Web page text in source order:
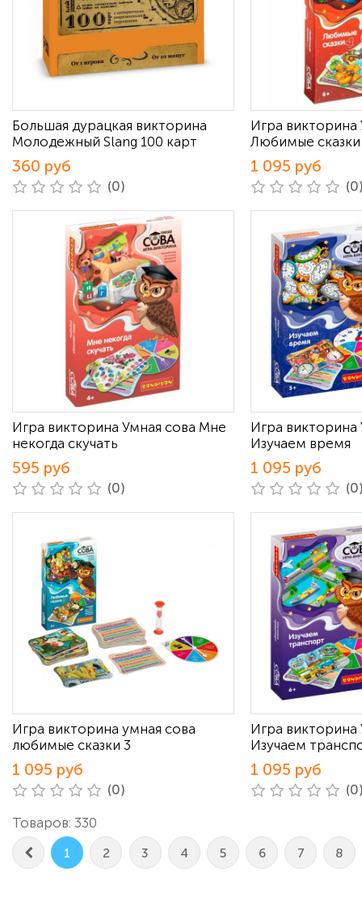
Большая дурацкая викторина
Молодежный Slang 100 карт
360 руб
(0)
Игра викторина
Любимые
1 095 руб
Игра викторина Умная сова Мне
некогда скучать
595 руб
(0)
Игра викторина
Изучаем время
1 095 руб
Игра викторина умная сова
любимые сказки 3
1 095 руб
(0)
Игра викторина
Изучаем
1 095 руб
Товаров: 330
1 2 3 4 5 6 7 8